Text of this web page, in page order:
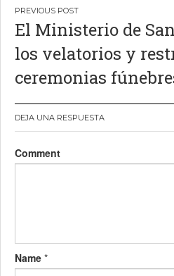
Navegación
de
entradas
El Ministerio de
los velatorios y
ceremonias
DEJA UNA RESPUESTA
Comment
Name *